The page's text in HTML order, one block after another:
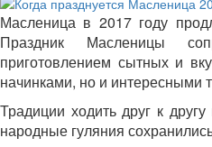
Масленица в 2017 году
Праздник Масленицы
приготовлением сытных и
начинками, но и интересными
Традиции ходить друг к
народные гуляния